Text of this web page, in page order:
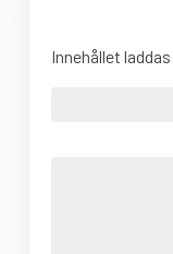
Innehållet laddas